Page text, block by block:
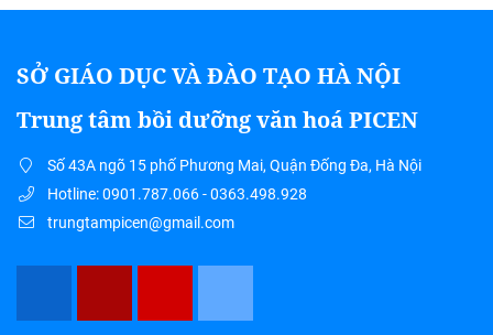
SỞ GIÁO DỤC VÀ ĐÀO TẠO HÀ NỘI
Trung tâm bồi dưỡng văn hoá PICEN
Số 43A ngõ 15 phố Phương Mai, Quận Đống Đa, Hà Nội
Hotline: 0901.787.066 - 0363.498.928
trungtampicen@gmail.com